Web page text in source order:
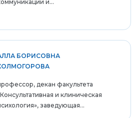
и...
БОРИСОВНА
декан факультета
и клиническая
заведующая...